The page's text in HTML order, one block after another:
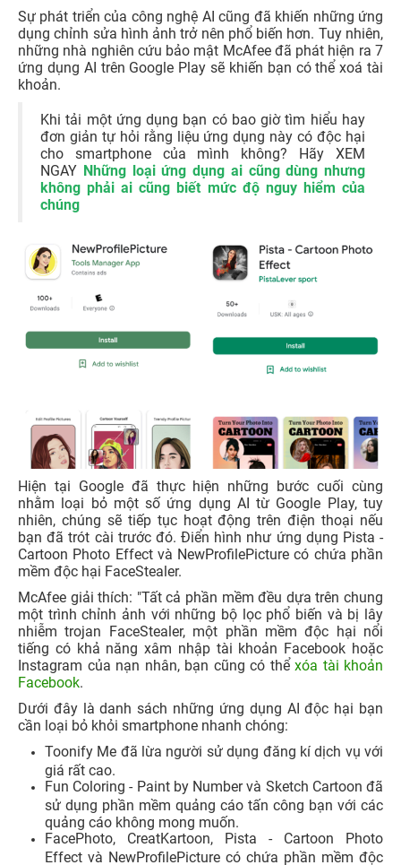
Sự phát triển của công nghệ AI cũng đã khiến những ứng
dụng chỉnh sửa hình ảnh trở nên phổ biến hơn. Tuy nhiên,
những nhà nghiên cứu bảo mật McAfee đã phát hiện ra 7
ứng dụng AI trên Google Play sẽ khiến bạn có thể xoá tài
khoản.
Khi tải một ứng dụng bạn có bao giờ tìm hiểu hay
đơn giản tự hỏi rằng liệu ứng dụng này có độc hại
cho smartphone của mình không? Hãy XEM
NGAY Những loại ứng dụng ai cũng dùng nhưng
không phải ai cũng biết mức độ nguy hiểm của
chúng
Hiện tại Google đã thực hiện những bước cuối cùng
nhằm loại bỏ một số ứng dụng AI từ Google Play, tuy
nhiên, chúng sẽ tiếp tục hoạt động trên điện thoại nếu
bạn đã trót cài trước đó. Điển hình như ứng dụng Pista -
Cartoon Photo Effect và NewProfilePicture có chứa phần
mềm độc hại FaceStealer.
McAfee giải thích: "Tất cả phần mềm đều dựa trên chung
một trình chỉnh ảnh với những bộ lọc phổ biến và bị lây
nhiễm trojan FaceStealer, một phần mềm độc hại nổi
tiếng có khả năng xâm nhập tài khoản Facebook hoặc
Instagram của nạn nhân, bạn cũng có thể xóa tài khoản
Facebook.
Dưới đây là danh sách những ứng dụng AI độc hại bạn
cần loại bỏ khỏi smartphone nhanh chóng:
Toonify Me đã lừa người sử dụng đăng kí dịch vụ với
giá rất cao.
Fun Coloring - Paint by Number và Sketch Cartoon đã
sử dụng phần mềm quảng cáo tấn công bạn với các
quảng cáo không mong muốn.
FacePhoto, CreatKartoon, Pista - Cartoon Photo
Effect và NewProfilePicture có chứa phần mềm độc